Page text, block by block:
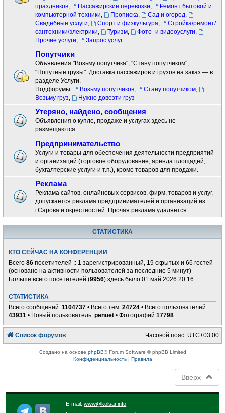
праздников, Пассажирские перевозки,
Ремонт бытовой и
компьютерной техники, Прописка, Сад и огород,
Свадебные услуги, Спорт и физкультура,
Стройка/ремонт/
сантехники/электрики, Туризм, Фото- и видеоуслуги,
Прочие услуги, Запрос услуг
Попутчики
Объявления "Возьму попутчика", "Стану попутчиком",
"Попутные грузы". Доставка пассажиров и грузов на заказ — в
разделе Услуги.
Подфорумы:
Возьму попутчиков, Стану попутчиком,
Возьму груз, Нужно довезти груз
Утеряно, найдено, сообщения
Объявления о купле, продаже и услугах здесь не
размещаются.
Предпринимательство
Услуги и товары для обеспечения деятельности предприятий
и организаций (торговое оборудование, аренда площадей,
бухгалтерские услуги и т.п.), кроме товаров для продажи.
Реклама
Реклама сайтов, онлайновых сервисов, фирм, товаров и услуг,
допускается реклама предпринимателей и организаций из
г.Сарова и окрестностей. Прочая реклама удаляется.
СТАТИСТИКА
КТО СЕЙЧАС НА КОНФЕРЕНЦИИ
Всего86 посетителей :: 1 зарегистрированный, 19 скрытых и 66 гостей
(основано на активности пользователей за последние 5 минут)
Больше всего посетителей (9956) здесь было 01 май 2026 20:16
СТАТИСТИКА
Всего сообщений:1104737 • Всего тем:24724 • Всего пользователей:
43931 • Новый пользователь:penuet • Фотографий17798
Список форумов Часовой пояс: UTC+03:00
Создано на основе phpBB® Forum Software © phpBB Limited
Конфиденциальность| Правила
Вверх
E-mail:www@kolsar.info